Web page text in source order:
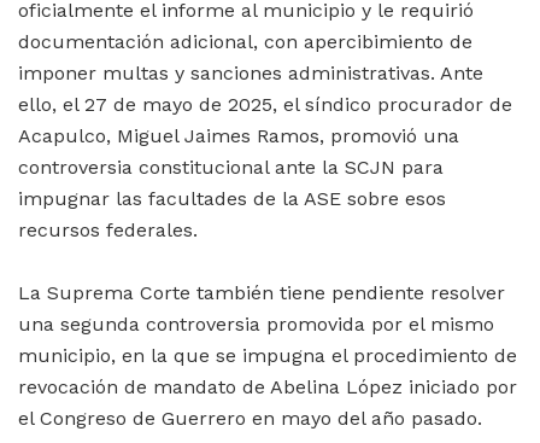
oficialmente el informe al municipio y le requirió
documentación adicional, con apercibimiento de
imponer multas y sanciones administrativas. Ante
ello, el 27 de mayo de 2025, el síndico procurador de
Acapulco, Miguel Jaimes Ramos, promovió una
controversia constitucional ante la SCJN para
impugnar las facultades de la ASE sobre esos
recursos federales.
La Suprema Corte también tiene pendiente resolver
una segunda controversia promovida por el mismo
municipio, en la que se impugna el procedimiento de
revocación de mandato de Abelina López iniciado por
el Congreso de Guerrero en mayo del año pasado.